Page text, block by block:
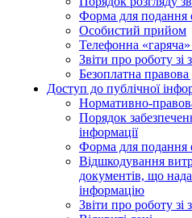
Форма для подання
Особистий прийом
Телефонна «гаряча»
Звіти про роботу
Безоплатна
Доступ до публічної
Нормативно-
Порядок
інформації
Форма для подання
Відшкодування
документів, що
інформацію
Звіти про роботу